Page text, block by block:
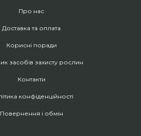
Про нас
Доставка та оплата
Корисні поради
засобів захисту рослин
Контакти
конфіденційності
Повернення і обмін